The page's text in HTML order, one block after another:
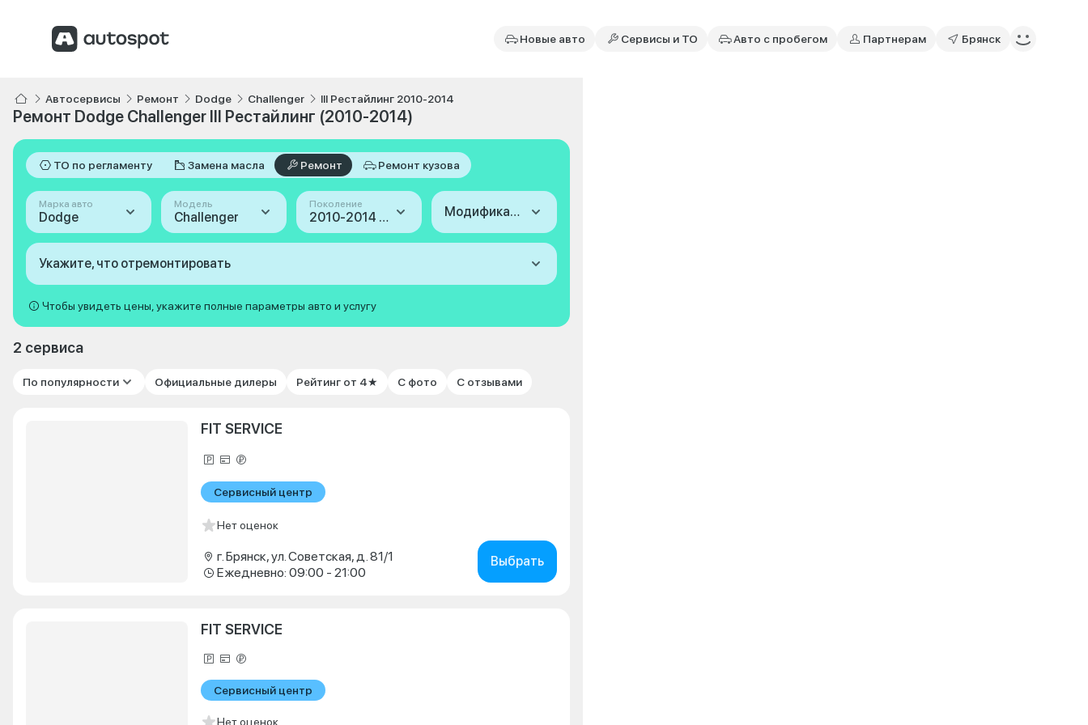
Новые авто Сервисы и ТО Авто с пробегом Партнерам Брянск
Автосервисы Ремонт Dodge Challenger III Рестайлинг 2010-2014
Ремонт Dodge Challenger III Рестайлинг (2010-2014)
ТО по регламенту Замена масла Ремонт Ремонт кузова
Марка авто
Dodge
Модель
Challenger
Поколение
2010-2014 (III Рестайлинг) Модификация
Укажите, что отремонтировать
Чтобы увидеть цены, укажите полные параметры авто и услугу
2 сервиса
По популярности Официальные дилеры Рейтинг от 4★ С фото С отзывами
FIT SERVICE
Сервисный центр
Нет оценок
г. Брянск, ул. Советская, д. 81/1
Ежедневно: 09:00 - 21:00
Выбрать
FIT SERVICE
Сервисный центр
Нет оценок